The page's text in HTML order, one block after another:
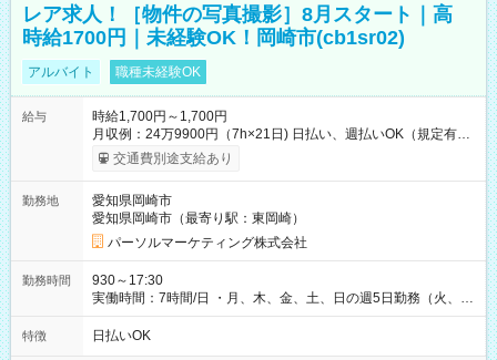
レア求人！［物件の写真撮影］8月スタート｜高
時給1700円｜未経験OK！岡崎市(cb1sr02)
アルバイト 職種未経験OK
給与
時給1,700円～1,700円
月収例：24万9900円（7h×21日) 日払い、週払いOK（規定有
り） 【試用期間】試用期間なし
交通費別途支給あり
勤務地
愛知県岡崎市
愛知県岡崎市（最寄り駅：東岡崎）
パーソルマーケティング株式会社
勤務時間
930～17:30
実働時間：7時間/日 ・月、木、金、土、日の週5日勤務（火、水
は固定休です／夏季、年末年始等、長期休暇有り！） ・ワンシ
フト！ 残業ほぼナシ（0～5h/月）
特徴 日払いOK